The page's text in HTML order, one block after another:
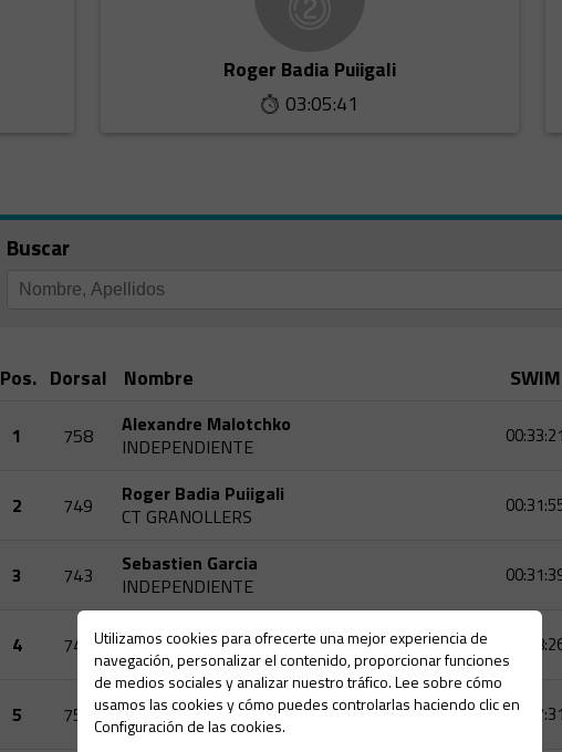
Roger Badia Puiigali
03:05:41
Buscar
Pos. Dorsal Nombre SWIM
1 758
Alexandre Malotchko
INDEPENDIENTE
00:33:21
2 749
Roger Badia Puiigali
CT GRANOLLERS
3 743
Sebastien Garcia
INDEPENDIENTE
4 745
Julien Renevot
AS MURET TRIATHLON
5 752
Jordi Pujades
GEIEG
00:37:31
Utilizamos cookies para ofrecerte una mejor experiencia de
navegación, personalizar el contenido, proporcionar funciones
de medios sociales y analizar nuestro tráfico. Lee sobre cómo
usamos las cookies y cómo puedes controlarlas haciendo clic en
Configuración de las cookies.